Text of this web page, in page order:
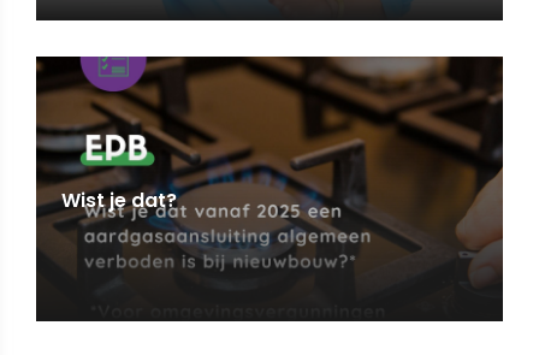
Wist je dat?